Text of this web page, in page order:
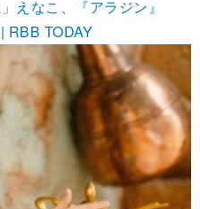
えなこ、『アラジン』
RBB TODAY